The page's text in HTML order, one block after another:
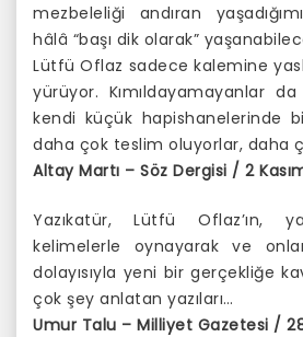
mezbeleliği andıran
hâlâ “başı dik olarak”
Lütfü Oflaz sadece kalemine
yürüyor. Kımıldayamayanlar
kendi küçük hapishanelerinde
daha çok teslim oluyorlar, daha
Altay Martı – Söz Dergisi / 2
Yazıkatür, Lütfü Oflaz’ın,
kelimelerle oynayarak ve
dolayısıyla yeni bir gerçekliğe
çok şey anlatan yazıları…
Umur Talu – Milliyet Gazetesi /